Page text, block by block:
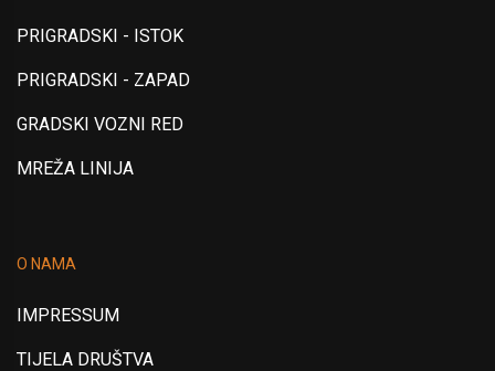
PRIGRADSKI - ISTOK
PRIGRADSKI - ZAPAD
GRADSKI VOZNI RED
MREŽA LINIJA
O NAMA
IMPRESSUM
TIJELA DRUŠTVA